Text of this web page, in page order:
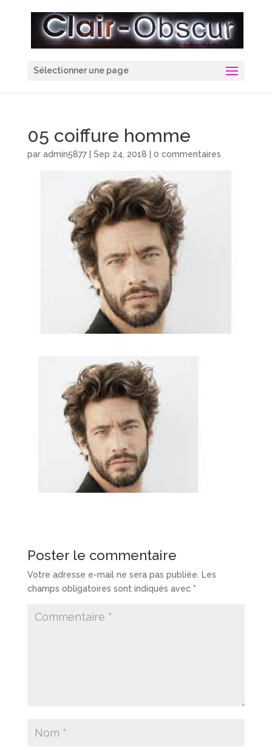
Sélectionner une page
05 coiffure homme
par admin5877| Sep 24, 2018 0 commentaires
Poster le commentaire
Votre adresse e-mail ne sera pas publiée.
Les
champs obligatoires sont indiqués avec *